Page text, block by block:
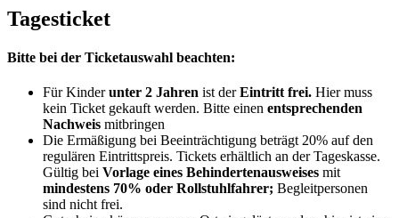
Tagesticket
Bitte bei der Ticketauswahl beachten:
Für Kinderunter 2 Jahren ist derEintritt frei. Hier muss
kein Ticket gekauft werden. Bitte einen entsprechenden
Nachweis mitbringen
Die Ermäßigung bei Beeinträchtigung beträgt 20% auf den
regulären Eintrittspreis. Tickets erhältlich an der Tageskasse.
Gültig bei Vorlage eines Behindertenausweises mit
mindestens 70% oder Rollstuhlfahrer; Begleitpersonen
sind nicht frei.